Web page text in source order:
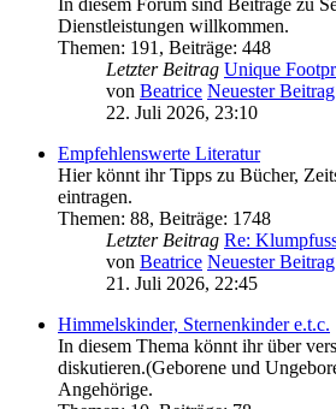
Dienstleistungen willkommen.
Themen: 191 , Beiträge: 448
Letzter Beitrag Unique
von Beatrice Neuester Beitrag
22. Juli 2026, 23:10
Empfehlenswerte Literatur
Hier könnt ihr Tipps zu Bücher,
eintragen.
Themen: 88, Beiträge: 1748
Letzter Beitrag Re:
von Beatrice Neuester Beitrag
21. Juli 2026, 22:45
Himmelskinder, Sternenkinder e.t.c.
In diesem Thema könnt ihr über
diskutieren.(Geborene und
Angehörige.